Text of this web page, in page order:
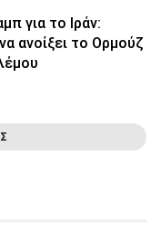
για το Ιράν:
ανοίξει το Ορμούζ